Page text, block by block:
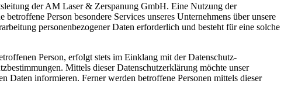
der AM Laser & Zerspanung GmbH. Eine Nutzung der
Person besondere Services unseres Unternehmens über unsere
personenbezogener Daten erforderlich und besteht für eine solche
Person, erfolgt stets im Einklang mit der Datenschutz-
Mittels dieser Datenschutzerklärung möchte unser
Daten informieren. Ferner werden betroffene Personen mittels dieser